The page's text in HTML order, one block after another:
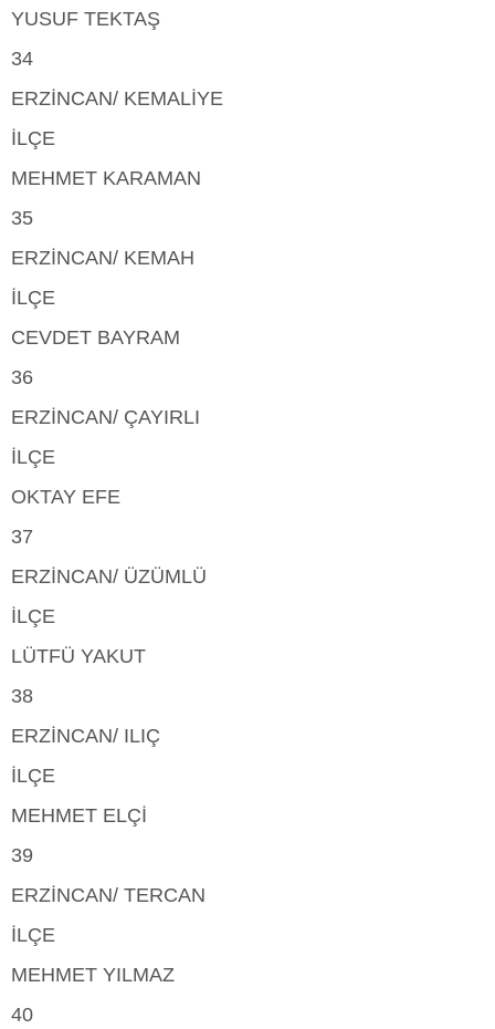
YUSUF TEKTAŞ
34
ERZİNCAN/ KEMALİYE
İLÇE
MEHMET KARAMAN
35
ERZİNCAN/ KEMAH
İLÇE
CEVDET BAYRAM
36
ERZİNCAN/ ÇAYIRLI
İLÇE
OKTAY EFE
37
ERZİNCAN/ ÜZÜMLÜ
İLÇE
LÜTFÜ YAKUT
38
ERZİNCAN/ ILIÇ
İLÇE
MEHMET ELÇİ
39
ERZİNCAN/ TERCAN
İLÇE
MEHMET YILMAZ
40